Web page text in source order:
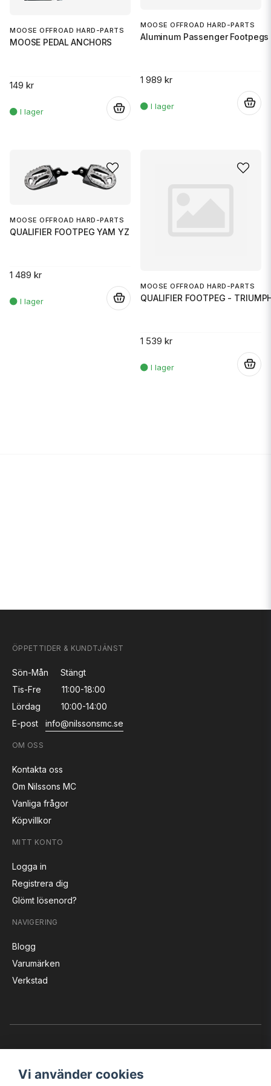
MOOSE OFFROAD HARD-PARTS
MOOSE PEDAL ANCHORS
149 kr
MOOSE OFFROAD HARD-PARTS
Aluminum Passenger
1 989 kr
MOOSE OFFROAD HARD-PARTS
QUALIFIER FOOTPEG YAM YZ
1 489 kr
MOOSE OFFROAD HARD-PARTS
QUALIFIER FOOTPEG -
1 539 kr
ÖPPETTIDER & KUNDTJÄNST
Sön-Mån
Stängt
Tis-Fre
11:00-18:00
Lördag
10:00-14:00
E-post
info@nilssonsmc.se
OM OSS
Kontakta oss
Om Nilssons MC
Vanliga frågor
Köpvillkor
MITT KONTO
Logga in
Registrera dig
Glömt lösenord?
NAVIGERING
Blogg
Varumärken
Verkstad
Vi använder cookies